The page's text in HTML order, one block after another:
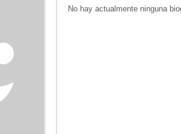
No hay actualmente ninguna